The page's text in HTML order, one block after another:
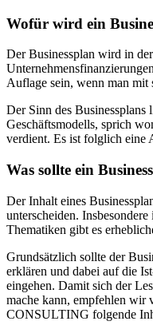
Wofür wird ein
Der Businessplan wird in
Auflage sein, wenn man mit
Der Sinn des Businessplans
Geschäftsmodells, sprich
verdient. Es ist folglich eine
Was sollte ein
Der Inhalt eines
unterscheiden.
Thematiken gibt es
Grundsätzlich sollte der
erklären und dabei auf die
eingehen. Damit sich der
mache kann, empfehlen
CONSULTING folgende